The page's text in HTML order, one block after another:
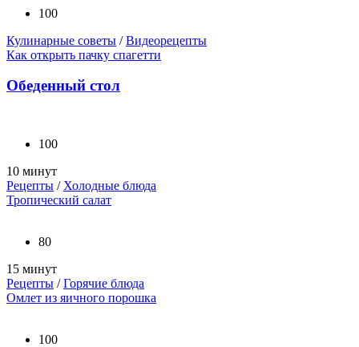
100
Кулинарные советы /Видеорецепты
Как открыть пачку спагетти
Обеденный стол
100
10 минут
Рецепты / Холодные блюда
Тропический салат
80
15 минут
Рецепты /Горячие блюда
Омлет из яичного порошка
100